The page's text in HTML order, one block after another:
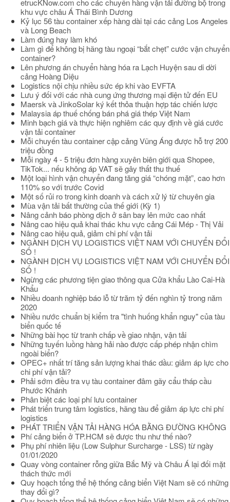
khu vực châu Á Thái Bình Dương
Kỷ lục 56 tàu container xếp hàng dài tại các cảng Los Angeles
và Long Beach
Làm đúng hay làm khó
Làm gì để không bị hãng tàu ngoại “bắt chẹt” cước vận chuyển
container?
Lên phương án chuyển hàng hóa ra Lạch Huyện sau di dời
cảng Hoàng Diệu
Logistics nội chịu nhiều sức ép khi vào EVFTA
Lưu ý đối với các nhà cung ứng thương mại điện tử đến EU
Maersk và JinkoSolar ký kết thỏa thuận hợp tác chiến lược
Malaysia áp thuế chống bán phá giá thép Việt Nam
Minh bạch giá và thực hiện nghiêm các quy định về giá cước
vận tải container
Mỗi chuyến tàu container cập cảng Vũng Áng được hỗ trợ 200
triệu đồng
Mỗi ngày 4 - 5 triệu đơn hàng xuyên biên giới qua Shopee,
TikTok... nếu không áp VAT sẽ gây thất thu thuế
Một loại hình vận chuyển đang tăng giá “chóng mặt”, cao hơn
110% so với trước Covid
Một số rủi ro trong kinh doanh và cách xử lý từ chuyên gia
Mùa vận tải bất thường của thế giới (Kỳ 1)
Nâng cảnh báo phòng dịch ở sân bay lên mức cao nhất
Nâng cao hiệu quả khai thác khu vực cảng Cái Mép - Thị Vải
Nâng cao hiệu quả, giảm chi phí vận tải
NGÀNH DỊCH VỤ LOGISTICS VIỆT NAM VỚI CHUYỂN ĐỔI
SỐ !
NGÀNH DỊCH VỤ LOGISTICS VIỆT NAM VỚI CHUYỂN ĐỔI
SỐ !
Ngừng các phương tiện giao thông qua Cửa khẩu Lào Cai-Hà
Khẩu
Nhiều doanh nghiệp báo lỗ từ trăm tỷ đến nghìn tỷ trong năm
2020
Nhiều nước chuẩn bị kiểm tra "tình huống khẩn nguy" của tàu
biển quốc tế
Những bài học từ tranh chấp về giao nhận, vận tải
Những tuyến luồng hàng hải nào được cấp phép nhận chìm
ngoài biển?
OPEC+ nhất trí tăng sản lượng khai thác dầu: giảm áp lực cho
chi phí vận tải?
Phải sớm điều tra vụ tàu container đâm gãy cẩu tháp cầu
Phước Khánh
Phân biệt các loại phí lưu container
Phát triển trung tâm logistics, hãng tàu để giảm áp lực chi phí
logistics
PHÁT TRIỂN VẬN TẢI HÀNG HÓA BẰNG ĐƯỜNG KHÔNG
Phí cảng biển ở TP.HCM sẽ được thu như thế nào?
Phụ phí nhiên liệu (Low Sulphur Surcharge - LSS) từ ngày
01/01/2020
Quay vòng container rỗng giữa Bắc Mỹ và Châu Á lại đối mặt
thách thức mới
Quy hoạch tổng thể hệ thống cảng biển Việt Nam sẽ có những
thay đổi gì?